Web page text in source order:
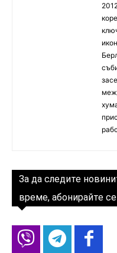
За да следите
време, абонирайте